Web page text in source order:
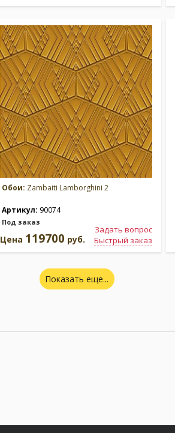
Обои: Zambaiti Lamborghini 2
Артикул: 90074
Под заказ
Задать вопрос
Быстрый заказ
Цена 119700 руб.
Показать еще...